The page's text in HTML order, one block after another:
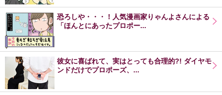
恐ろしや・・・！人気漫画家りゃんよさんによる
「ほんとにあったプロポー...
彼女に喜ばれて、実はとっても合理的?! ダイヤモ
ンドだけでプロポーズ、...